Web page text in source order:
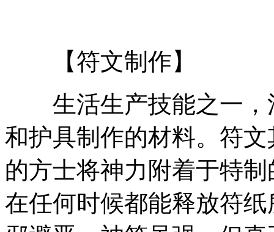
【符文制作】
生活生产技能之一，
和护具制作的材料。符
的方士将神力附着于特
在任何时候都能释放符